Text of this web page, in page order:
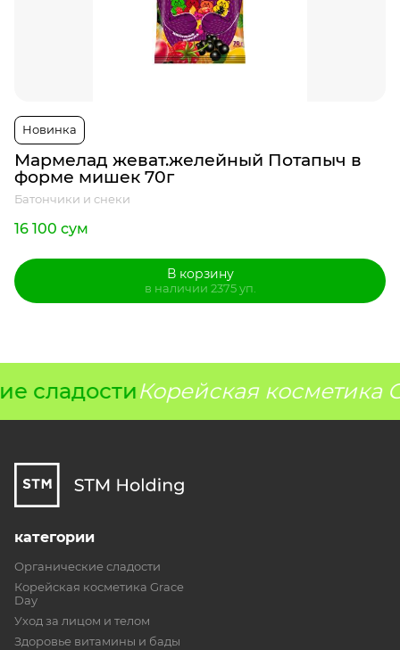
Новинка
Мармелад жеват.желейный Потапыч в
форме мишек 70г
Батончики и снеки
16 100 сум
В корзину
в наличии 2375 уп.
сладостиКорейская косметика
категории
Органические сладости
Корейская косметика Grace
Day
Уход за лицом и телом
Здоровье витамины и бады